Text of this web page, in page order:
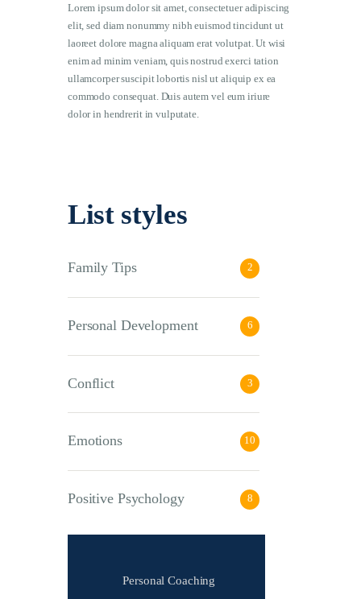
Lorem ipsum dolor sit amet, consectetuer adipiscing
elit, sed diam nonummy nibh euismod tincidunt ut
laoreet dolore magna aliquam erat volutpat. Ut wisi
enim ad minim veniam, quis nostrud exerci tation
ullamcorper suscipit lobortis nisl ut aliquip ex ea
commodo consequat. Duis autem vel eum iriure
dolor in hendrerit in vulputate.
List styles
Family Tips 2
Personal Development 6
Conflict 3
Emotions 10
Positive Psychology 8
Personal Coaching